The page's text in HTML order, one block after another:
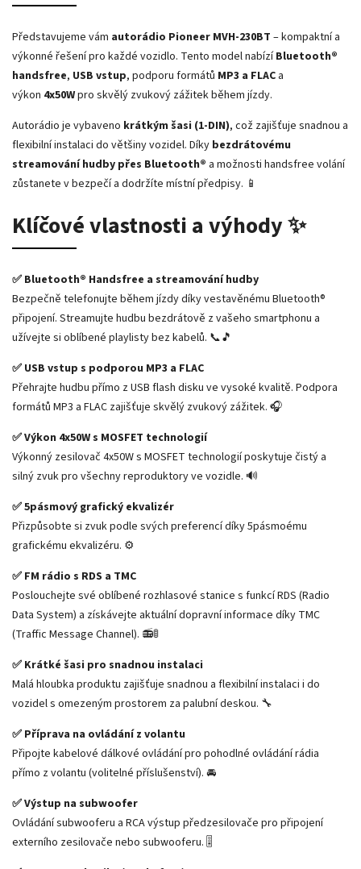
Představujeme vám autorádio Pioneer MVH-230BT – kompaktní a
výkonné řešení pro každé vozidlo. Tento model nabízí Bluetooth®
handsfree, USB vstup, podporu formátů MP3 a FLAC a
výkon 4x50Wpro skvělý zvukový zážitek během jízdy.
Autorádio je vybaveno krátkým šasi (1-DIN), což zajišťuje snadnou a
flexibilní instalaci do většiny vozidel. Díky bezdrátovému
streamování hudby přes Bluetooth® a možnosti handsfree volání
zůstanete v bezpečí a dodržíte místní předpisy. 📱
Klíčové vlastnosti a výhody ✨
✅ Bluetooth® Handsfree a streamování hudby
Bezpečně telefonujte během jízdy díky vestavěnému Bluetooth®
připojení. Streamujte hudbu bezdrátově z vašeho smartphonu a
užívejte si oblíbené playlisty bez kabelů. 📞🎵
✅ USB vstup s podporou MP3 a FLAC
Přehrajte hudbu přímo z USB flash disku ve vysoké kvalitě. Podpora
formátů MP3 a FLAC zajišťuje skvělý zvukový zážitek. 🎧
✅ Výkon 4x50W s MOSFET technologií
Výkonný zesilovač 4x50W s MOSFET technologií poskytuje čistý a
silný zvuk pro všechny reproduktory ve vozidle. 🔊
✅ 5pásmový grafický ekvalizér
Přizpůsobte si zvuk podle svých preferencí díky 5pásmoému
grafickému ekvalizéru. ⚙️
✅ FM rádio s RDS a TMC
Poslouchejte své oblíbené rozhlasové stanice s funkcí RDS (Radio
Data System) a získávejte aktuální dopravní informace díky TMC
(Traffic Message Channel). 📻🚦
✅ Krátké šasi pro snadnou instalaci
Malá hloubka produktu zajišťuje snadnou a flexibilní instalaci i do
vozidel s omezeným prostorem za palubní deskou. 🔧
✅ Příprava na ovládání z volantu
Připojte kabelové dálkové ovládání pro pohodlné ovládání rádia
přímo z volantu (volitelné příslušenství). 🚘
✅ Výstup na subwoofer
Ovládání subwooferu a RCA výstup předzesilovače pro připojení
externího zesilovače nebo subwooferu. 🎚️